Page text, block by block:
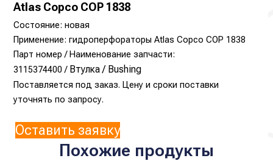
Atlas Copco COP 1838
Состояние: новая
Применение: гидроперфораторы Atlas Copco COP 1838
Парт номер / Наименование запчасти:
3115374400 / Втулка / Bushing
Поставляется под заказ. Цену и сроки поставки
уточнять по запросу.
Оставить заявку
Похожие продукты